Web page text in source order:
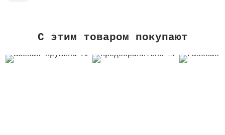
C этим товаром покупают